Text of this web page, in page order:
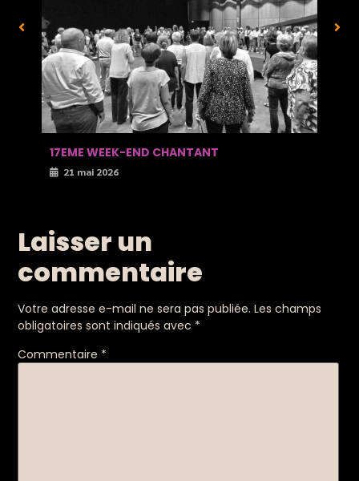
17EME WEEK-END CHANTANT
21 mai 2026
Laisser un
commentaire
Votre adresse e-mail ne sera pas publiée. Les champs
obligatoires sont indiqués avec *
Commentaire *